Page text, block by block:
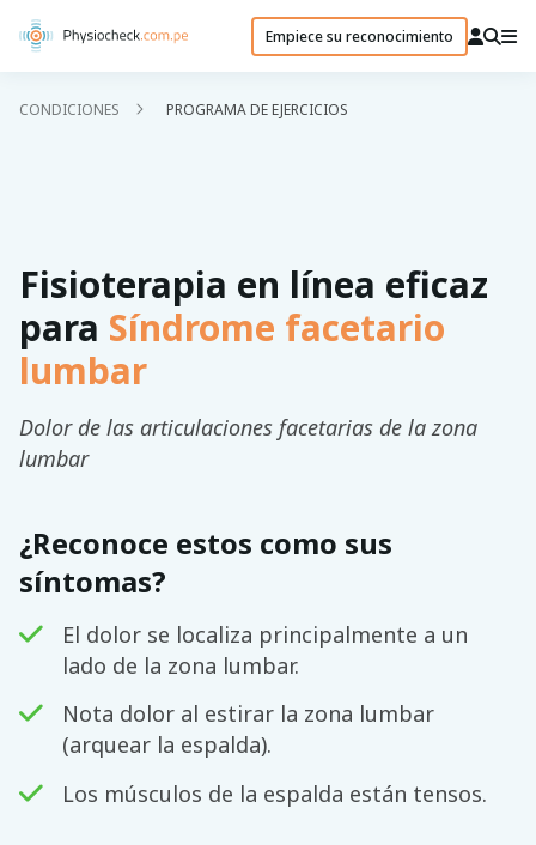
Empiece su reconocimiento
CONDICIONES PROGRAMA DE EJERCICIOS
Fisioterapia en línea eficaz
para Síndrome facetario
lumbar
Dolor de las articulaciones facetarias de la zona
lumbar
¿Reconoce estos como sus
síntomas?
El dolor se localiza principalmente a un
lado de la zona lumbar.
Nota dolor al estirar la zona lumbar
(arquear la espalda).
Los músculos de la espalda están tensos.